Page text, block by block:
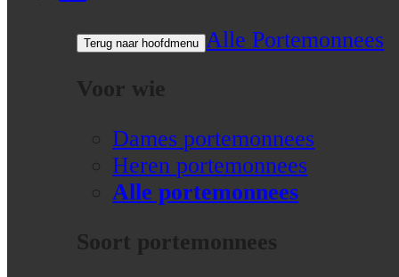
Terug naar hoofdmenu Alle Portemonnees
Voor wie
Dames portemonnees
Heren portemonnees
Alle portemonnees
Soort portemonnees